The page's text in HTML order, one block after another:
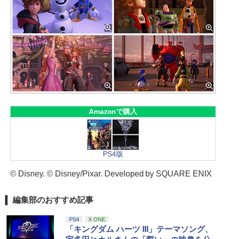
Amazonで購入
PS4版
© Disney. © Disney/Pixar. Developed by SQUARE ENIX
編集部のおすすめ記事
PS4 X ONE
「キングダム ハーツ III」テーマソング、